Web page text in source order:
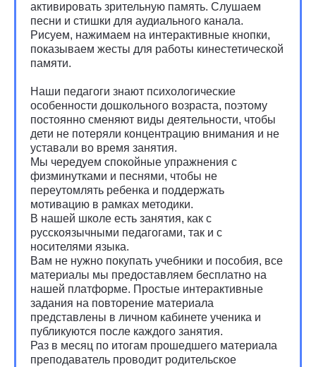
активировать зрительную память. Слушаем
песни и стишки для аудиального канала.
Рисуем, нажимаем на интерактивные кнопки,
показываем жесты для работы кинестетической
памяти.
Наши педагоги знают психологические
особенности дошкольного возраста, поэтому
постоянно сменяют виды деятельности, чтобы
дети не потеряли концентрацию внимания и не
уставали во время занятия.
Мы чередуем спокойные упражнения с
физминутками и песнями, чтобы не
переутомлять ребенка и поддержать
мотивацию в рамках методики.
В нашей школе есть занятия, как с
русскоязычными педагогами, так и с
носителями языка.
Вам не нужно покупать учебники и пособия, все
материалы мы предоставляем бесплатно на
нашей платформе. Простые интерактивные
задания на повторение материала
представлены в личном кабинете ученика и
публикуются после каждого занятия.
Раз в месяц по итогам прошедшего материала
преподаватель проводит родительское